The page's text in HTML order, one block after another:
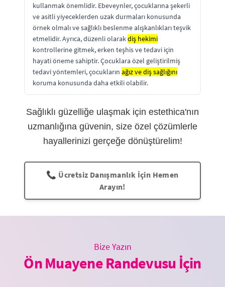
kullanmak önemlidir. Ebeveynler, çocuklarına şekerli
ve asitli yiyeceklerden uzak durmaları konusunda
örnek olmalı ve sağlıklı beslenme alışkanlıkları teşvik
etmelidir. Ayrıca, düzenli olarakdiş hekimi
kontrollerine gitmek, erken teşhis ve tedavi için
hayati öneme sahiptir. Çocuklara özel geliştirilmiş
tedavi yöntemleri, çocukların ağız ve diş sağlığını
koruma konusunda daha etkili olabilir.
Sağlıklı güzelliğe ulaşmak için estethica'nın
uzmanlığına güvenin, size özel çözümlerle
hayallerinizi gerçeğe dönüştürelim!
📞 Ücretsiz Danışmanlık İçin Hemen
Arayın!
Bize Yazın
Ön Muayene Randevusu İçin